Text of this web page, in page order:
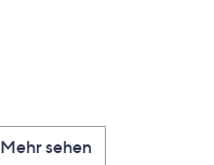
Mehr sehen